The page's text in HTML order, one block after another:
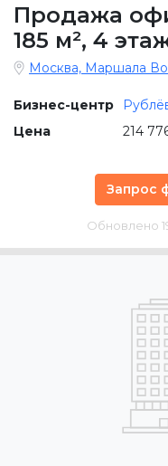
Продажа
185 м², 4
Москва, Маршала
Бизнес-центр
Цена
214
Запрос
Обновлено